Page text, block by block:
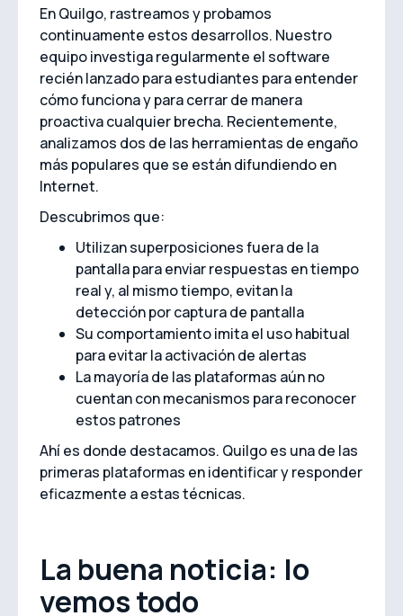
En Quilgo, rastreamos y probamos
continuamente estos desarrollos. Nuestro
equipo investiga regularmente el software
recién lanzado para estudiantes para entender
cómo funciona y para cerrar de manera
proactiva cualquier brecha. Recientemente,
analizamos dos de las herramientas de engaño
más populares que se están difundiendo en
Internet.
Descubrimos que:
Utilizan superposiciones fuera de la
pantalla para enviar respuestas en tiempo
real y, al mismo tiempo, evitan la
detección por captura de pantalla
Su comportamiento imita el uso habitual
para evitar la activación de alertas
La mayoría de las plataformas aún no
cuentan con mecanismos para reconocer
estos patrones
Ahí es donde destacamos. Quilgo es una de las
primeras plataformas en identificar y responder
eficazmente a estas técnicas.
La buena noticia: lo
vemos todo